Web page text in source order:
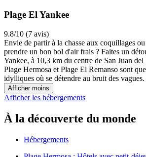
Plage El Yankee
9.8/10 (7 avis)
Envie de partir à la chasse aux coquillages
prendre un bon bol d'air frais ? Faites un
Yankee, à 10,3 km du centre de San Juan
Plage Hermosa et Plage El Remanso sont
idylliques où se détendre au bruit des vagues.
Afficher moins
Afficher les hébergements
À la découverte du monde
Hébergements